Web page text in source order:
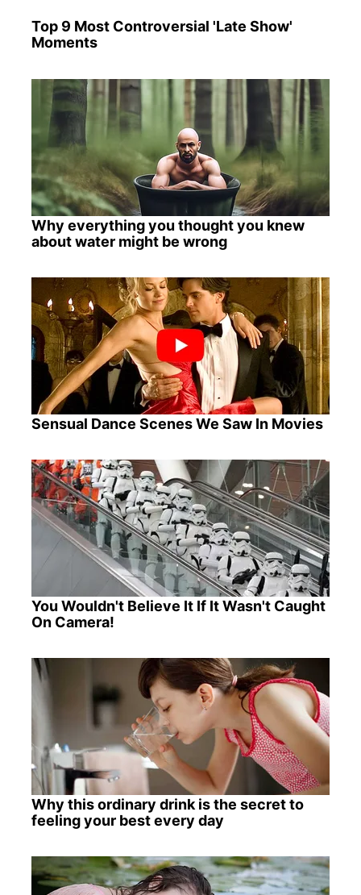
Top 9 Most Controversial 'Late Show'
Moments
Why everything you thought you knew
about water might be wrong
Sensual Dance Scenes We Saw In Movies
You Wouldn't Believe It If It Wasn't Caught
On Camera!
Why this ordinary drink is the secret to
feeling your best every day